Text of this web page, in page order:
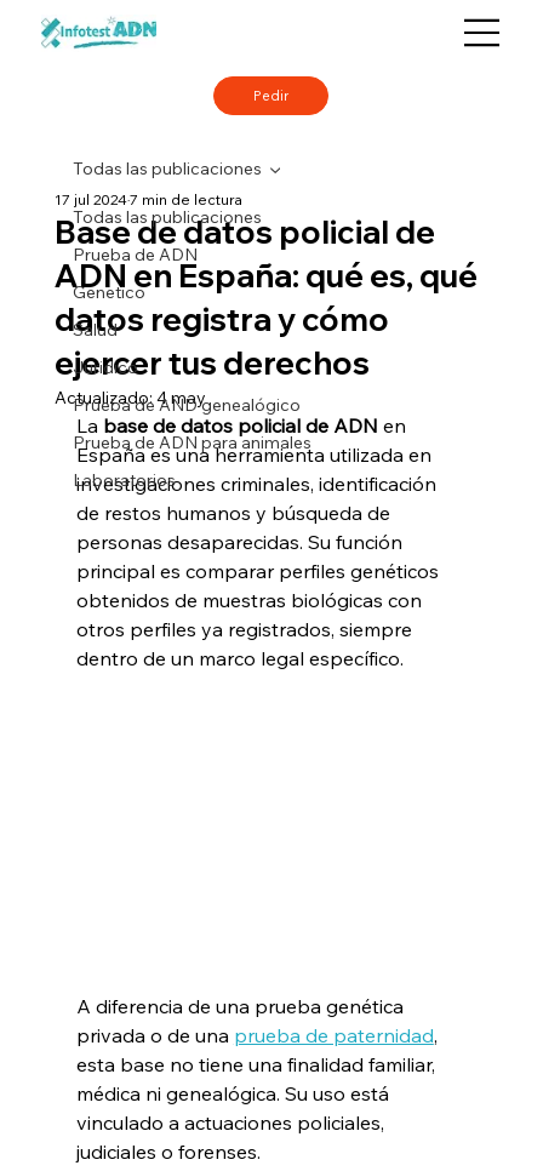
Pedir
Todas las publicaciones
Prueba de ADN
Genetico
Salud
Juridico
Prueba de AND genealógico
Prueba de ADN para animales
Laboratorios
Todas las publicaciones
Base de datos policial de
ADN en España: qué es, qué
datos registra y cómo
ejercer tus derechos
17 jul 20247 min de lectura
Actualizado:4 may
La base de datos policial de ADN en
España es una herramienta utilizada en
investigaciones criminales, identificación
de restos humanos y búsqueda de
personas desaparecidas. Su función
principal es comparar perfiles genéticos
obtenidos de muestras biológicas con
otros perfiles ya registrados, siempre
dentro de un marco legal específico.
A diferencia de una prueba genética
privada o de una prueba de paternidad,
esta base no tiene una finalidad familiar,
médica ni genealógica. Su uso está
vinculado a actuaciones policiales,
judiciales o forenses.